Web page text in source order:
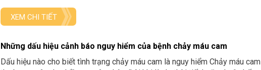
XEM CHI TIẾT
Những dấu hiệu cảnh báo nguy hiểm của bệnh chảy máu cam
Dấu hiệu nào cho biết tình trạng chảy máu cam là nguy hiểm Chảy máu cam